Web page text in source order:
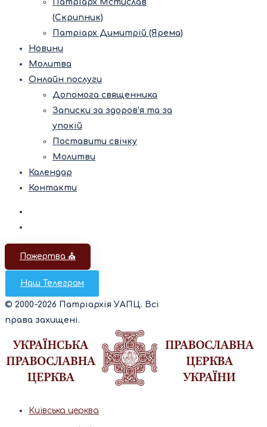
Патріарх Мстислав
(Скрипник)
Патріарх Димитрій (Ярема)
Новини
Молитва
Онлайн послуги
Допомога священника
Записки за здоров’я та за
упокій
Поставити свічку
Молитви
Календар
Контакти
Пожертва ⛪️
Наш Телеграм
© 2000-2026 Патріархія УАПЦ. Всі
права захищені.
Київська церква